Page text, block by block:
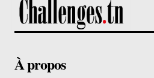
À propos